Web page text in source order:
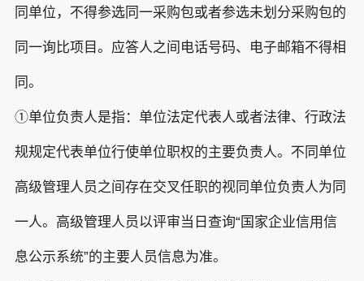
同单位，不得参选同一采购包或者参选未划分采购包的
同一询比项目。应答人之间电话号码、电子邮箱不得相
同。
①单位负责人是指：单位法定代表人或者法律、行政法
规规定代表单位行使单位职权的主要负责人。不同单位
高级管理人员之间存在交叉任职的视同单位负责人为同
一人。高级管理人员以评审当日查询“国家企业信用信
息公示系统”的主要人员信息为准。